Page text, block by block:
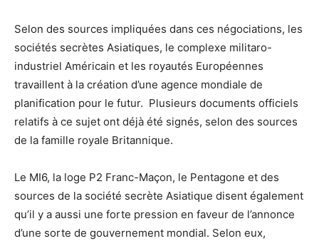
Selon des sources impliquées dans ces négociations, les
sociétés secrètes Asiatiques, le complexe militaro-
industriel Américain et les royautés Européennes
travaillent à la création d’une agence mondiale de
planification pour le futur. Plusieurs documents officiels
relatifs à ce sujet ont déjà été signés, selon des sources
de la famille royale Britannique.
Le MI6, la loge P2 Franc-Maçon, le Pentagone et des
sources de la société secrète Asiatique disent également
qu’il y a aussi une forte pression en faveur de l’annonce
d’une sorte de gouvernement mondial. Selon eux,